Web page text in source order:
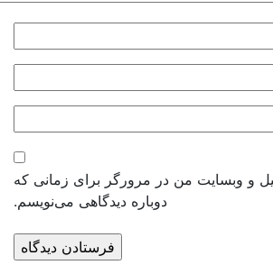
من در مرورگر برای زمانی که
دوباره دیدگاهی می‌نویسم.